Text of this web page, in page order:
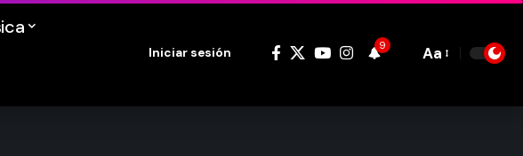
Iniciar sesión 9
Font
Aa